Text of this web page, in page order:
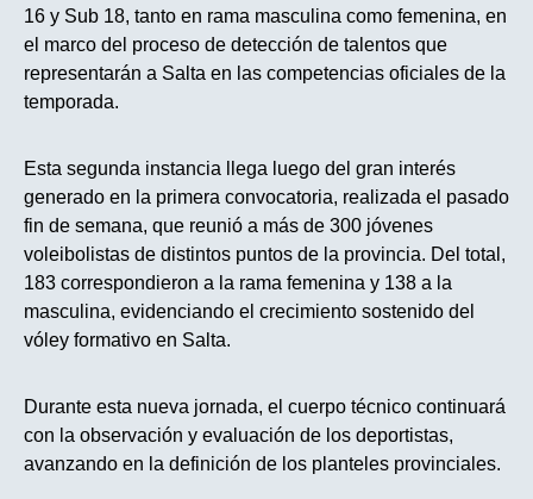
16 y Sub 18, tanto en rama masculina como femenina, en
el marco del proceso de detección de talentos que
representarán a Salta en las competencias oficiales de la
temporada.
Esta segunda instancia llega luego del gran interés
generado en la primera convocatoria, realizada el pasado
fin de semana, que reunió a más de 300 jóvenes
voleibolistas de distintos puntos de la provincia. Del total,
183 correspondieron a la rama femenina y 138 a la
masculina, evidenciando el crecimiento sostenido del
vóley formativo en Salta.
Durante esta nueva jornada, el cuerpo técnico continuará
con la observación y evaluación de los deportistas,
avanzando en la definición de los planteles provinciales.